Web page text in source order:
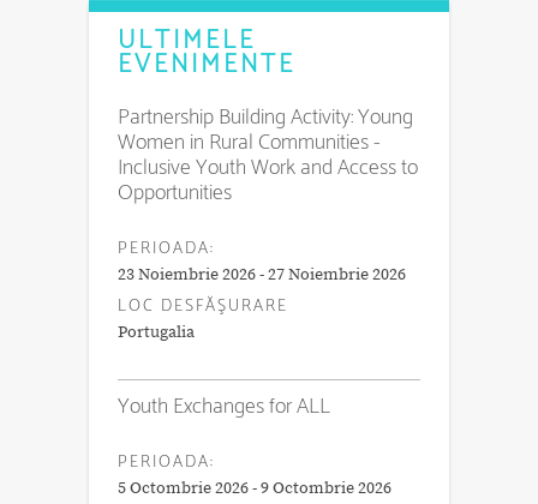
ULTIMELE
EVENIMENTE
Partnership Building Activity: Young
Women in Rural Communities -
Inclusive Youth Work and Access to
Opportunities
PERIOADA:
23 Noiembrie 2026 - 27 Noiembrie 2026
LOC DESFĂŞURARE
Portugalia
Youth Exchanges for ALL
PERIOADA:
5 Octombrie 2026 - 9 Octombrie 2026